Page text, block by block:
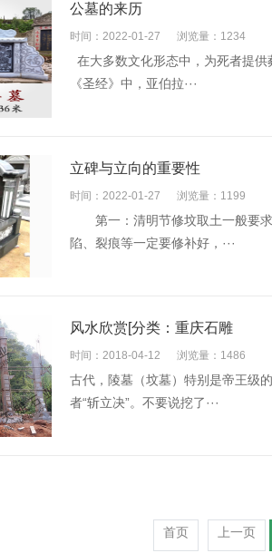
公墓的来历
时间：2022-01-27 浏览量：1234
在大多数文化形态中，为死者提
《圣经》中，亚伯拉···
立碑与立向的重要性
时间：2022-01-27 浏览量：1199
第一：清明节修坟取土一般要求
陷、裂痕等一定要修补好，···
风水欣赏[分类：重庆石雕
时间：2018-04-12 浏览量：1486
古代，陵墓（坟墓）特别是帝王级
者“斩立决”。不要说挖了···
首页 上一页